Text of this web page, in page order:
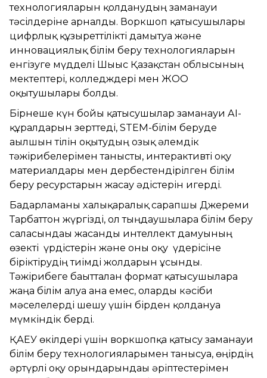
технологияларын қолданудың заманауи
тәсілдеріне арналды. Воркшоп қатысушылары
цифрлық құзыреттілікті дамытуға және
инновациялық білім беру технологияларын
енгізуге мүдделі Шығыс Қазақстан облысының
мектептері, колледждері мен ЖОО
оқытушылары болды.
Бірнеше күн бойы қатысушылар заманауи AI-
құралдарын зерттеді, STEM-білім беруде
ағылшын тілін оқытудың озық әлемдік
тәжірибелерімен танысты, интерактивті оқу
материалдары мен дербестендірілген білім
беру ресурстарын жасау әдістерін игерді.
Бағдарламаны халықаралық сарапшы Джереми
Тарбаттон жүргізді, ол тыңдаушыларға білім беру
саласындағы жасанды интеллект дамуының
өзекті үрдістерін және оны оқу үдерісіне
біріктірудің тиімді жолдарын ұсынды.
Тәжірибеге бағытталған формат қатысушыларға
жаңа білім алуға ғана емес, оларды кәсіби
мәселелерді шешу үшін бірден қолдануға
мүмкіндік берді.
ҚАЕУ өкілдері үшін воркшопқа қатысу заманауи
білім беру технологияларымен танысуға, өңірдің
әртүрлі оқу орындарындағы әріптестерімен